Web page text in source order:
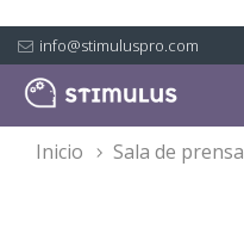
info@stimuluspro.com
inicio sala de prensa